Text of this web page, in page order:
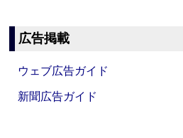
広告掲載
ウェブ広告ガイド
新聞広告ガイド